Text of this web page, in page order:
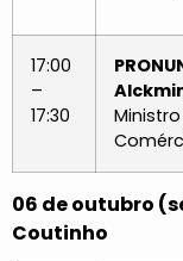
17:00
–
17:30
06 de outubro
Coutinho